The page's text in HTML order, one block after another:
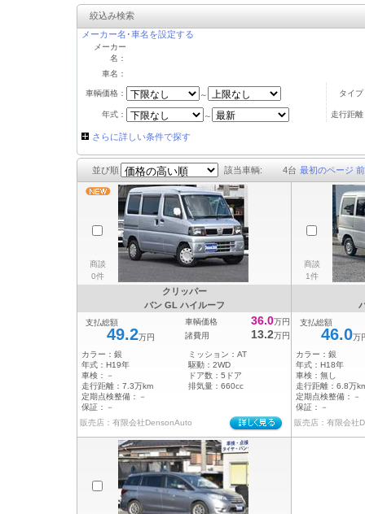
絞込み検索
メーカー名･車名を設定する
メーカー
名：
車名：
車輌価格： ～ タイプ
年式： ～ 走行距離
さらに詳しい条件で探す
並び順 該当車輌: 4台 最初のページ
商談
0件
クリッパー
バン GL ハイルーフ
支払総額
49.2万円
車輌価格 36.0万円
諸費用
13.2万円
カラー： 銀 ミッション： AT
年式： H19年 駆動： 2WD
車検：
－ ドア数： 5ドア
走行距離： 7.3万km 排気量： 660cc
定期点検整備：
－
保証：
－
販売店：有限会社DensonAuto
商談
1件
支払総額
46.0万
カラー： 銀
年式： H18年
車検： 無し
走行距離： 6.8万
定期点検整備：
－
保証：
－
販売店：有限会社